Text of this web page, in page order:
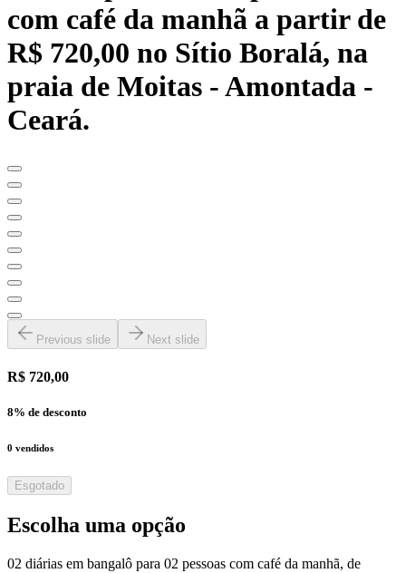
com café da manhã a partir de
R$ 720,00 no Sítio Boralá, na
praia de Moitas - Amontada -
Ceará.
Previous slide Next slide
R$ 720,00
8% de desconto
0 vendidos
Esgotado
Escolha uma opção
02 diárias em bangalô para 02 pessoas com café da manhã, de